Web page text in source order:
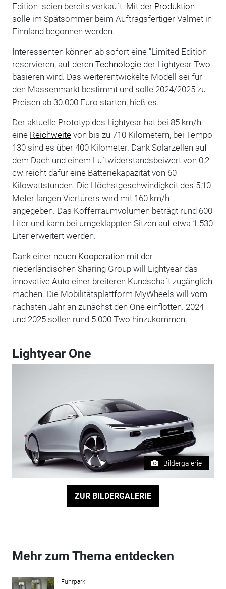
Edition" seien bereits verkauft. Mit der Produktion
solle im Spätsommer beim Auftragsfertiger Valmet in
Finnland begonnen werden.
Interessenten können ab sofort eine "Limited Edition"
reservieren, auf deren Technologieder Lightyear Two
basieren wird. Das weiterentwickelte Modell sei für
den Massenmarkt bestimmt und solle 2024/2025 zu
Preisen ab 30.000 Euro starten, hieß es.
Der aktuelle Prototyp des Lightyear hat bei 85 km/h
eine Reichweitevon bis zu 710 Kilometern, bei Tempo
130 sind es über 400 Kilometer. Dank Solarzellen auf
dem Dach und einem Luftwiderstandsbeiwert von 0,2
cw reicht dafür eine Batteriekapazität von 60
Kilowattstunden. Die Höchstgeschwindigkeit des 5,10
Meter langen Viertürers wird mit 160 km/h
angegeben. Das Kofferraumvolumen beträgt rund 600
Liter und kann bei umgeklappten Sitzen auf etwa 1.530
Liter erweitert werden.
Dank einer neuen Kooperation mit der
niederländischen Sharing Group will Lightyear das
innovative Auto einer breiteren Kundschaft zugänglich
machen. Die Mobilitätsplattform MyWheels will vom
nächsten Jahr an zunächst den One einflotten. 2024
und 2025 sollen rund 5.000 Two hinzukommen.
Lightyear One
Bildergalerie
ZUR BILDERGALERIE
Mehr zum Thema entdecken
Fuhrpark